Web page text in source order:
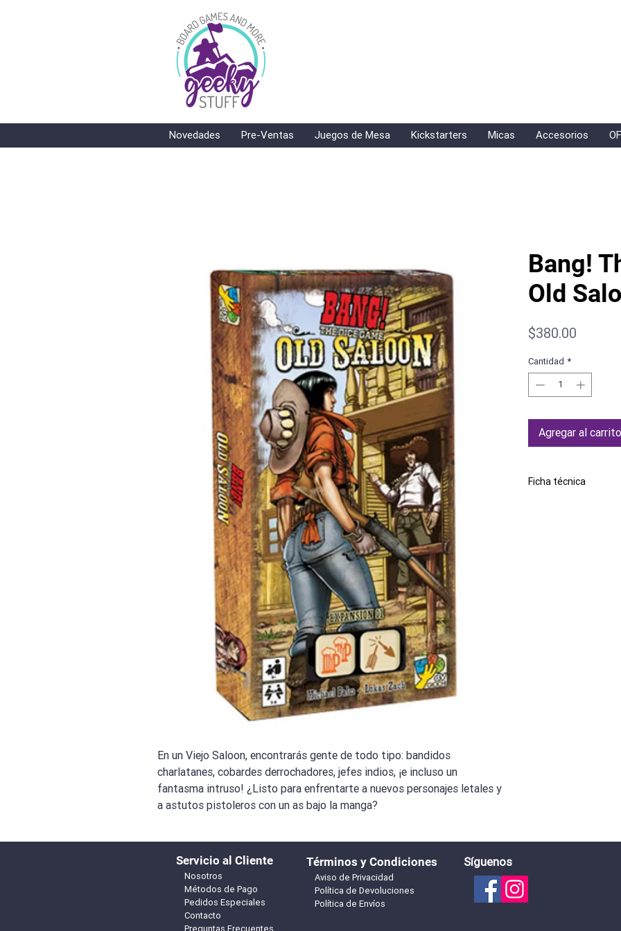
Novedades Pre-Ventas Juegos de Mesa Kickstarters Micas Accesorios
En un Viejo Saloon, encontrarás gente de todo tipo: bandidos
charlatanes, cobardes derrochadores, jefes indios, ¡e incluso un
fantasma intruso! ¿Listo para enfrentarte a nuevos personajes letales y
a astutos pistoleros con un as bajo la manga?
Bang!
Old
$380.00
Cantidad *
Agregar al carrito
Ficha técnica
Términos y Condiciones
Aviso de Privacidad
Política de Devoluciones
Política de Envíos
Servicio al Cliente
Nosotros
Métodos de Pago
Pedidos Especiales
Contacto
Preguntas Frecuentes
Síguenos